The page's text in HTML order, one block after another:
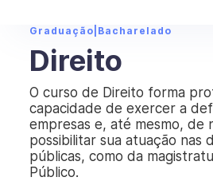
Graduação Bacharelado
Direito
O curso de Direito forma
capacidade de exercer a
empresas e, até mesmo, de
possibilitar sua atuação nas
públicas, como da
Público.